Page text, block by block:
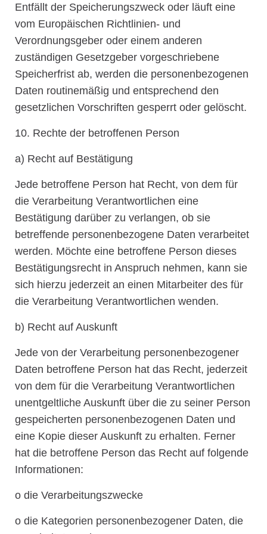
Entfällt der Speicherungszweck oder läuft eine
vom Europäischen Richtlinien- und
Verordnungsgeber oder einem anderen
zuständigen Gesetzgeber vorgeschriebene
Speicherfrist ab, werden die personenbezogenen
Daten routinemäßig und entsprechend den
gesetzlichen Vorschriften gesperrt oder gelöscht.
10. Rechte der betroffenen Person
a) Recht auf Bestätigung
Jede betroffene Person hat Recht, von dem für
die Verarbeitung Verantwortlichen eine
Bestätigung darüber zu verlangen, ob sie
betreffende personenbezogene Daten verarbeitet
werden. Möchte eine betroffene Person dieses
Bestätigungsrecht in Anspruch nehmen, kann sie
sich hierzu jederzeit an einen Mitarbeiter des für
die Verarbeitung Verantwortlichen wenden.
b) Recht auf Auskunft
Jede von der Verarbeitung personenbezogener
Daten betroffene Person hat das Recht, jederzeit
von dem für die Verarbeitung Verantwortlichen
unentgeltliche Auskunft über die zu seiner Person
gespeicherten personenbezogenen Daten und
eine Kopie dieser Auskunft zu erhalten. Ferner
hat die betroffene Person das Recht auf folgende
Informationen:
o die Verarbeitungszwecke
o die Kategorien personenbezogener Daten, die